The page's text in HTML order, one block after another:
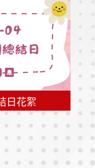
日花絮